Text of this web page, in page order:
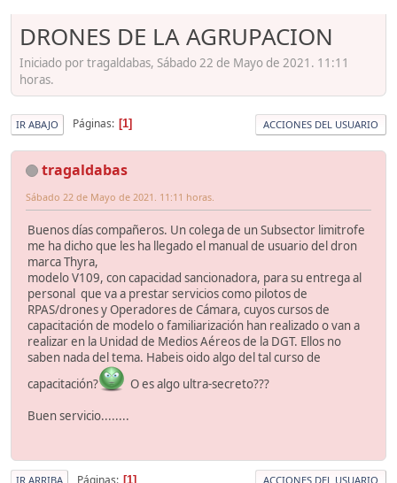
DRONES DE LA AGRUPACION
Iniciado por tragaldabas, Sábado 22 de Mayo de 2021. 11:11
horas.
IR ABAJO Páginas 1 ACCIONES DEL USUARIO
tragaldabas
Sábado 22 de Mayo de 2021. 11:11 horas.
Buenos días compañeros. Un colega de un Subsector limitrofe
me ha dicho que les ha llegado el manual de usuario del dron
marca Thyra,
modelo V109, con capacidad sancionadora, para su entrega al
personal que va a prestar servicios como pilotos de
RPAS/drones y Operadores de Cámara, cuyos cursos de
capacitación de modelo o familiarización han realizado o van a
realizar en la Unidad de Medios Aéreos de la DGT. Ellos no
saben nada del tema. Habeis oido algo del tal curso de
capacitación?
O es algo ultra-secreto???
Buen servicio........
IR ARRIBA Páginas 1 ACCIONES DEL USUARIO